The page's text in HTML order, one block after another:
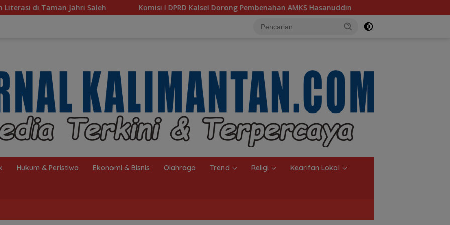
Komisi I DPRD Kalsel Dorong Pembenahan AMKS Hasanuddin Ketua TP PKK Kalsel, Dorong Kreasi Olahan
Hukum & Peristiwa Ekonomi & Bisnis Olahraga Trend Religi Kearifan Lokal